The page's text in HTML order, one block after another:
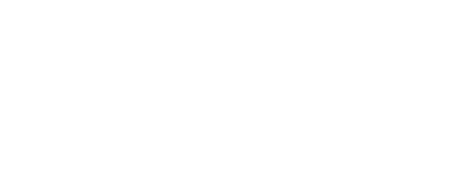
2020